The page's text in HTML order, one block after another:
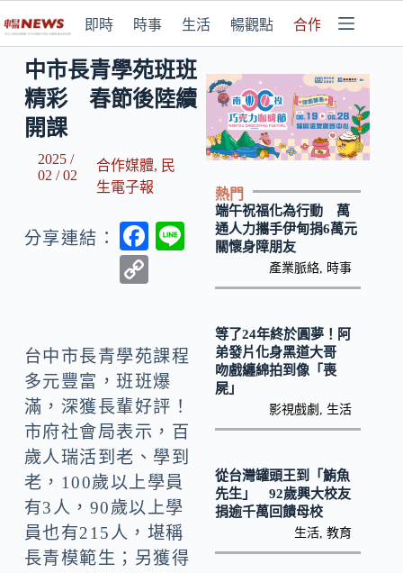
即時 時事 生活 暢觀點 合作媒體
中市長青學苑班班
精彩 春節後陸續
開課
2025 /
02 / 02
合作媒體, 民
生電子報
分享連結：
F
o
o
k
y
Li
n
k
台中市長青學苑課程
多元豐富，班班爆
滿，深獲長輩好評！
市府社會局表示，百
歲人瑞活到老、學到
老，100歲以上學員
有3人，90歲以上學
員也有215人，堪稱
長青模範生；另獲得
熱門
端午祝福化為行動 萬
通人力攜手伊甸捐6萬元
關懷身障朋友
產業脈絡 時事
等了24年終於圓夢！阿
弟發片化身黑道大哥
吻戲纏綿拍到像「喪
屍」
影視戲劇 生活
從台灣罐頭王到「鮪魚
先生」 92歲興大校友
捐逾千萬回饋母校
生活 ,教育